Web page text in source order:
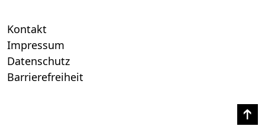
Kontakt
Impressum
Datenschutz
Barrierefreiheit